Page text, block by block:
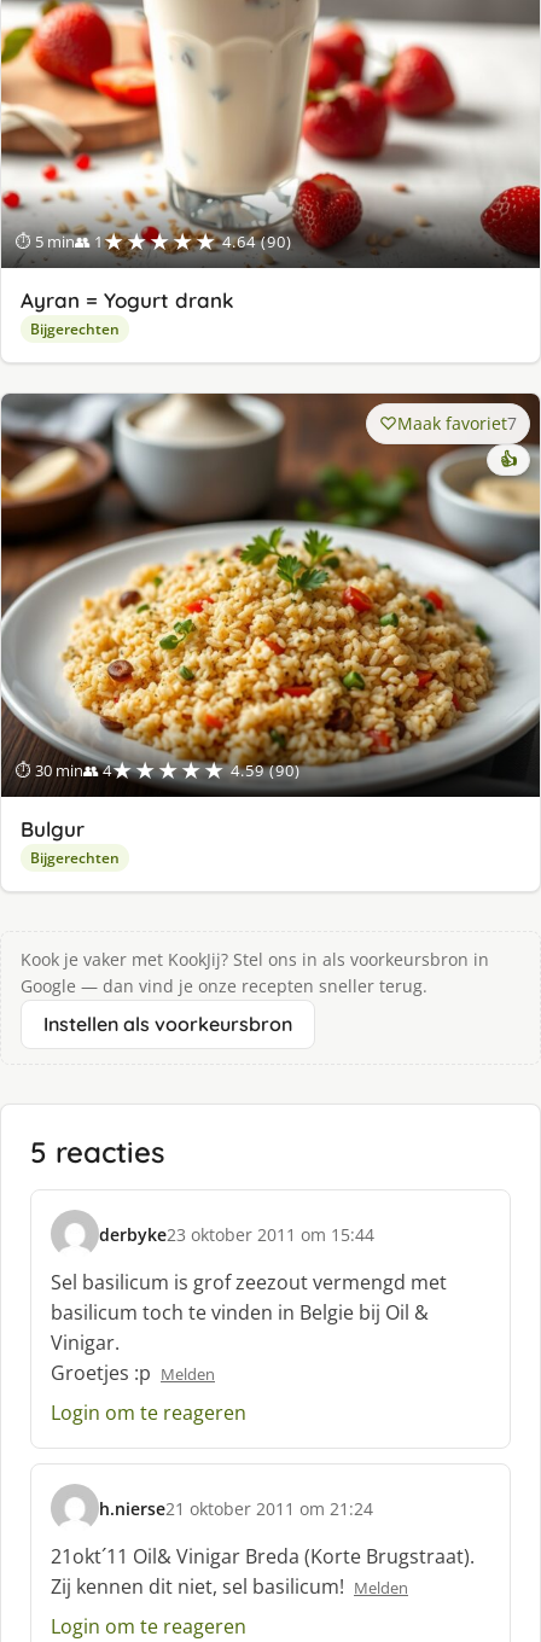
⏱ 5 min👥 1★★★★★ 4.64 (90)
Ayran = Yogurt drank
Bijgerechten
⏱ 30 min👥 4★★★★★ 4.59 (90)
Maak favoriet7
👍
Bulgur
Bijgerechten
Kook je vaker met KookJij? Stel ons in als voorkeursbron in
Google — dan vind je onze recepten sneller terug.
Instellen als voorkeursbron
5 reacties
derbyke
s
c
h
r
e
e
:
23 oktober 2011 om 15:44
Sel basilicum is grof zeezout vermengd met
basilicum toch te vinden in Belgie bij Oil &
Vinigar.
Groetjes :p Melden
Login om te reageren
h.nierse
s
c
h
r
e
21 oktober 2011 om 21:24
21okt´11 Oil& Vinigar Breda (Korte Brugstraat).
Zij kennen dit niet, sel basilicum! Melden
Login om te reageren